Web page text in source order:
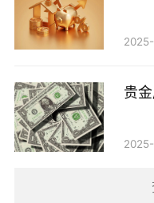
收益。
在贵金属市场中，
比如现货交易、期货合
等。通过这些方式，投
会，实现盈利。而“中
资者通过合理的策略和
贵